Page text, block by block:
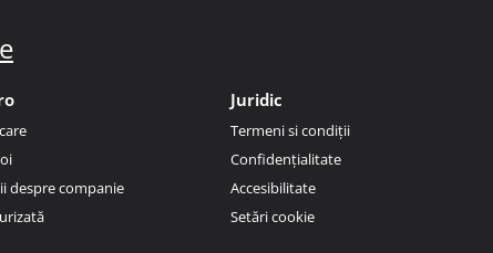
despre companie
Juridic
Termeni si condiții
Confidențialitate
Accesibilitate
Setări cookie